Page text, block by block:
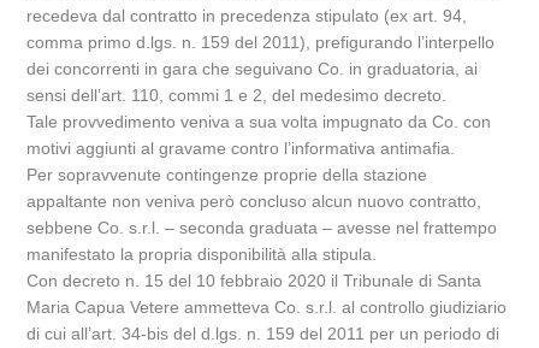
recedeva dal contratto in precedenza stipulato (ex art. 94,
comma primo d.lgs. n. 159 del 2011), prefigurando l’interpello
dei concorrenti in gara che seguivano Co. in graduatoria, ai
sensi dell’art. 110, commi 1 e 2, del medesimo decreto.
Tale provvedimento veniva a sua volta impugnato da Co. con
motivi aggiunti al gravame contro l’informativa antimafia.
Per sopravvenute contingenze proprie della stazione
appaltante non veniva però concluso alcun nuovo contratto,
sebbene Co. s.r.l. – seconda graduata – avesse nel frattempo
manifestato la propria disponibilità alla stipula.
Con decreto n. 15 del 10 febbraio 2020 il Tribunale di Santa
Maria Capua Vetere ammetteva Co. s.r.l. al controllo giudiziario
di cui all’art. 34-bis del d.lgs. n. 159 del 2011 per un periodo di